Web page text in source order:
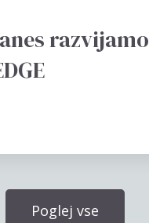
razvijamo
Poglej vse